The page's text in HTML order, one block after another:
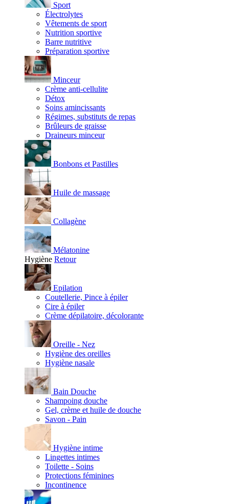
Sport
Électrolytes
Vêtements de sport
Nutrition sportive
Barre nutritive
Préparation sportive
Minceur
Crème anti-cellulite
Détox
Soins amincissants
Régimes, substituts de repas
Brûleurs de graisse
Draineurs minceur
Bonbons et Pastilles
Huile de massage
Collagène
Mélatonine
Hygiène Retour
Epilation
Coutellerie, Pince à épiler
Cire à épiler
Crème dépilatoire, décolorante
Oreille - Nez
Hygiène des oreilles
Hygiène nasale
Bain Douche
Shampoing douche
Gel, crème et huile de douche
Savon - Pain
Hygiène intime
Lingettes intimes
Toilette - Soins
Protections féminines
Incontinence